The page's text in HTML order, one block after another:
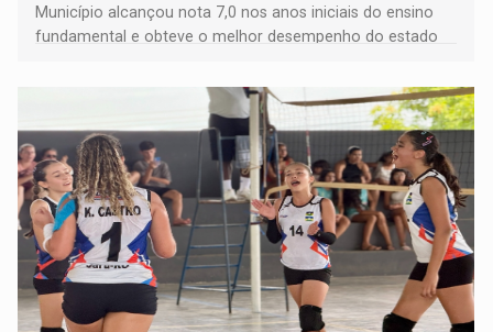
Município alcançou nota 7,0 nos anos iniciais do ensino
fundamental e obteve o melhor desempenho do estado